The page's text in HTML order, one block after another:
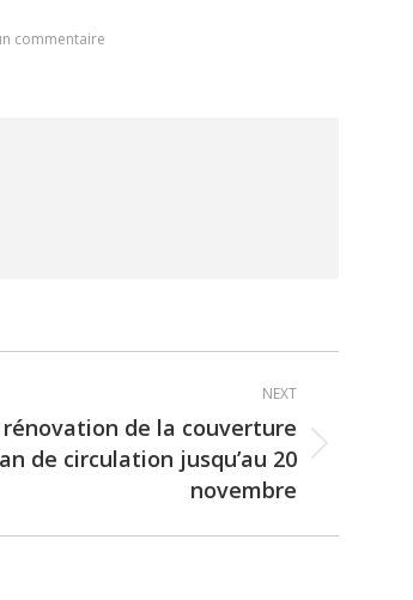
commentaire
NEXT
rénovation de la couverture
de circulation jusqu’au 20
novembre